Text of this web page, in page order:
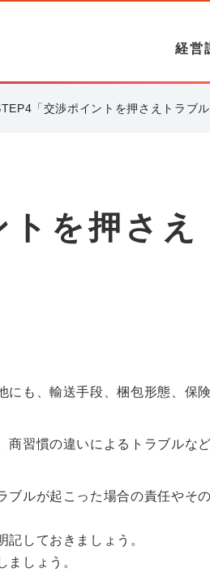
経営
「交渉ポイントを押さえトラブル
を押さえ
も、輸送手段、梱包形態、保
習慣の違いによるトラブルな
ルが起こった場合の責任やそ
しておきましょう。
しょう。